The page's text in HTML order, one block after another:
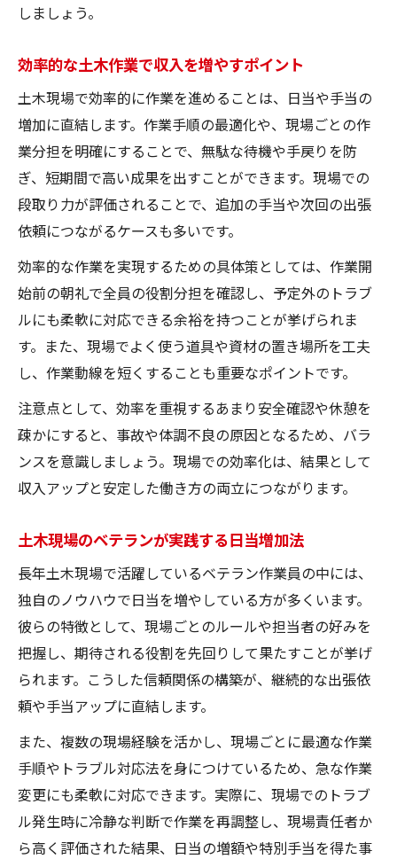
しましょう。
効率的な土木作業で収入を増やすポイント
土木現場で効率的に作業を進めることは、日当や手当の
増加に直結します。作業手順の最適化や、現場ごとの作
業分担を明確にすることで、無駄な待機や手戻りを防
ぎ、短期間で高い成果を出すことができます。現場での
段取り力が評価されることで、追加の手当や次回の出張
依頼につながるケースも多いです。
効率的な作業を実現するための具体策としては、作業開
始前の朝礼で全員の役割分担を確認し、予定外のトラブ
ルにも柔軟に対応できる余裕を持つことが挙げられま
す。また、現場でよく使う道具や資材の置き場所を工夫
し、作業動線を短くすることも重要なポイントです。
注意点として、効率を重視するあまり安全確認や休憩を
疎かにすると、事故や体調不良の原因となるため、バラ
ンスを意識しましょう。現場での効率化は、結果として
収入アップと安定した働き方の両立につながります。
土木現場のベテランが実践する日当増加法
長年土木現場で活躍しているベテラン作業員の中には、
独自のノウハウで日当を増やしている方が多くいます。
彼らの特徴として、現場ごとのルールや担当者の好みを
把握し、期待される役割を先回りして果たすことが挙げ
られます。こうした信頼関係の構築が、継続的な出張依
頼や手当アップに直結します。
また、複数の現場経験を活かし、現場ごとに最適な作業
手順やトラブル対応法を身につけているため、急な作業
変更にも柔軟に対応できます。実際に、現場でのトラブ
ル発生時に冷静な判断で作業を再調整し、現場責任者か
ら高く評価された結果、日当の増額や特別手当を得た事